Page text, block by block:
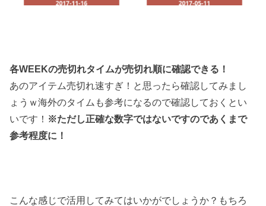
各WEEKの売切れタイムが売切れ順に確認できる！
あのアイテム売切れ速すぎ！と思ったら確認してみまし
ょうｗ海外のタイムも参考になるので確認しておくとい
いです！ ※ただし正確な数字ではないですのであくまで
参考程度に！
こんな感じで活用してみてはいかがでしょうか？もちろ